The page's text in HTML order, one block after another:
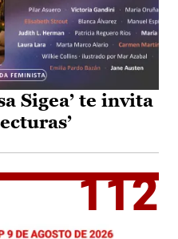
Sigea’ te invita
112